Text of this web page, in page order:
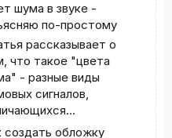
шума в звуке -
по-простому
рассказывает о
что такое "цвета
- разные виды
сигналов,
создать обложку